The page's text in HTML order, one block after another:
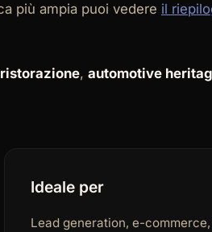
più ampia puoi vedere il
ristorazione, automotive
Ideale per
Lead generation, e-